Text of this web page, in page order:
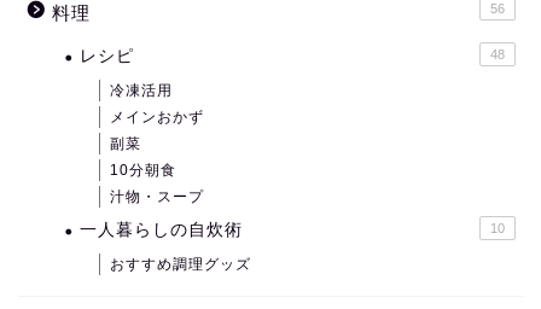
料理 56
レシピ 48
冷凍活用
メインおかず
副菜
10分朝食
汁物・スープ
一人暮らしの自炊術 10
おすすめ調理グッズ